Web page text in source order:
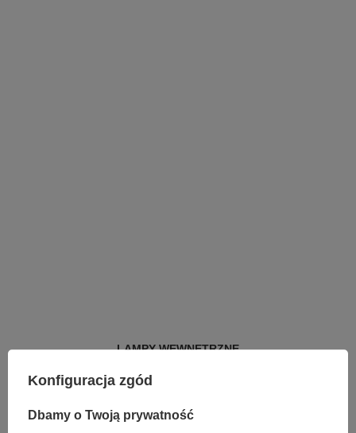
LAMPY WEWNĘTRZNE
ŻYRANDOLE
ŻYRANDOLE KRYSZTAŁOWE
Konfiguracja zgód
Dbamy o Twoją prywatność